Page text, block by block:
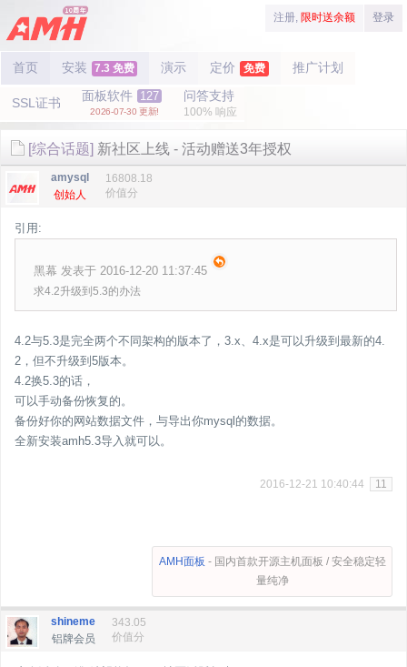
注册, 限时送余额 登录
首页 安装 7.3 免费 演示 定价 免费 推广计划
SSL证书 面板软件 127
2026-07-30 更新!
问答支持
100% 响应
[综合话题] 新社区上线 - 活动赠送3年授权
amysql
创始人
16808.18
价值分
引用:
黑幕 发表于 2016-12-20 11:37:45
求4.2升级到5.3的办法
4.2与5.3是完全两个不同架构的版本了，3.x、4.x是可以升级到最新的4.
2，但不升级到5版本。
4.2换5.3的话，
可以手动备份恢复的。
备份好你的网站数据文件，与导出你mysql的数据。
全新安装amh5.3导入就可以。
2016-12-21 10:40:44 11
AMH面板 - 国内首款开源主机面板 / 安全稳定轻
量纯净
shineme
铝牌会员
343.05
价值分